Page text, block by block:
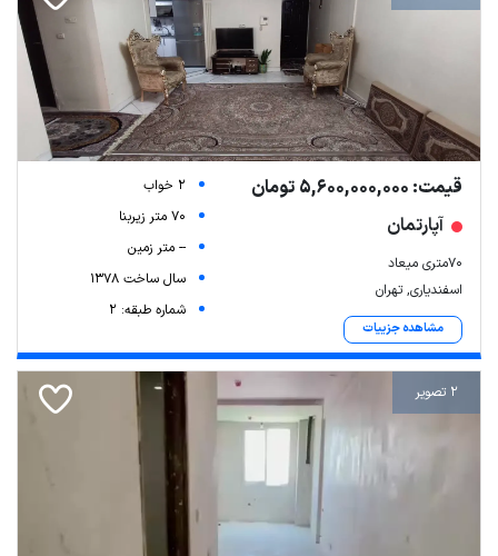
قیمت: 5,600,000,000 تومان
آپارتمان
۷۰متری میعاد
اسفندیاری, تهران
مشاهده جزییات
2 خواب
70 متر زیربنا
-- متر زمین
سال ساخت 1378
شماره طبقه: 2
2 تصویر